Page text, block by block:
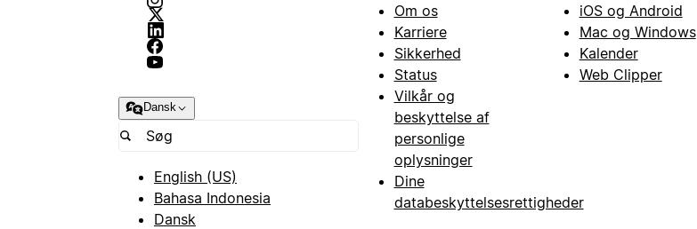
Dansk
English (US)
Bahasa Indonesia
Dansk
Om os
Karriere
Sikkerhed
Status
Vilkår og
beskyttelse af
personlige
oplysninger
Dine
databeskyttelsesrettigheder
iOS og Android
Mac og Windows
Kalender
Web Clipper